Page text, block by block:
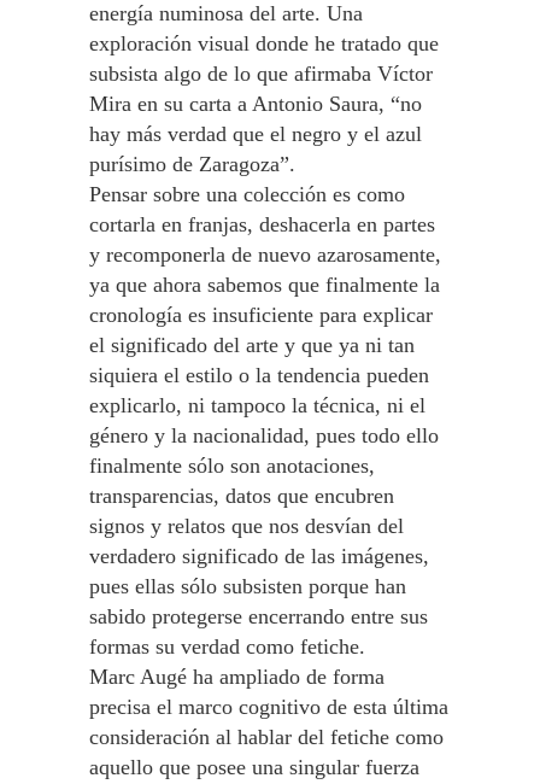
energía numinosa del arte. Una
exploración visual donde he tratado que
subsista algo de lo que afirmaba Víctor
Mira en su carta a Antonio Saura, “no
hay más verdad que el negro y el azul
purísimo de Zaragoza”.
Pensar sobre una colección es como
cortarla en franjas, deshacerla en partes
y recomponerla de nuevo azarosamente,
ya que ahora sabemos que finalmente la
cronología es insuficiente para explicar
el significado del arte y que ya ni tan
siquiera el estilo o la tendencia pueden
explicarlo, ni tampoco la técnica, ni el
género y la nacionalidad, pues todo ello
finalmente sólo son anotaciones,
transparencias, datos que encubren
signos y relatos que nos desvían del
verdadero significado de las imágenes,
pues ellas sólo subsisten porque han
sabido protegerse encerrando entre sus
formas su verdad como fetiche.
Marc Augé ha ampliado de forma
precisa el marco cognitivo de esta última
consideración al hablar del fetiche como
aquello que posee una singular fuerza